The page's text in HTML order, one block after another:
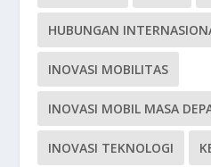
HUBUNGAN
INOVASI MOBILITAS
INOVASI MOBIL MASA
INOVASI TEKNOLOGI